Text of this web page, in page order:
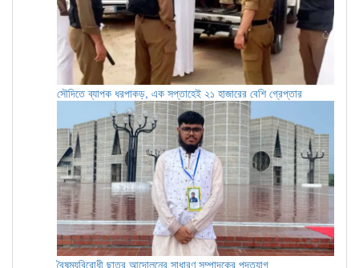
সৌদিতে ব্যাপক ধরপাকড়, এক সপ্তাহেই ২১ হাজারের বেশি গ্রেপ্তার
বৈষম্যবিরোধী ছাত্র আন্দোলনের সাধারণ সম্পাদকের পদত্যাগ